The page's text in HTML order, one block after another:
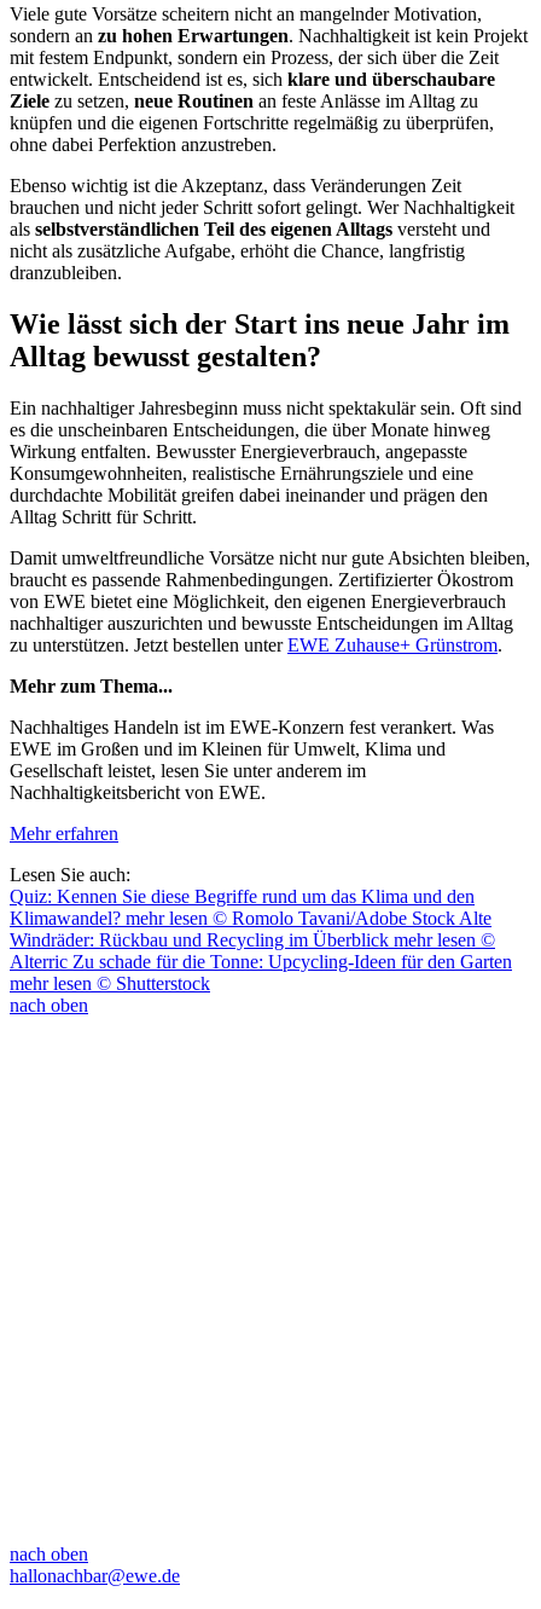
Viele gute Vorsätze scheitern nicht an mangelnder Motivation,
sondern an zu hohen Erwartungen. Nachhaltigkeit ist kein Projekt
mit festem Endpunkt, sondern ein Prozess, der sich über die Zeit
entwickelt. Entscheidend ist es, sich klare und überschaubare
Ziele zu setzen, neue Routinen an feste Anlässe im Alltag zu
knüpfen und die eigenen Fortschritte regelmäßig zu überprüfen,
ohne dabei Perfektion anzustreben.
Ebenso wichtig ist die Akzeptanz, dass Veränderungen Zeit
brauchen und nicht jeder Schritt sofort gelingt. Wer Nachhaltigkeit
als selbstverständlichen Teil des eigenen Alltags versteht und
nicht als zusätzliche Aufgabe, erhöht die Chance, langfristig
dranzubleiben.
Wie lässt sich der Start ins neue Jahr im
Alltag bewusst gestalten?
Ein nachhaltiger Jahresbeginn muss nicht spektakulär sein. Oft sind
es die unscheinbaren Entscheidungen, die über Monate hinweg
Wirkung entfalten. Bewusster Energieverbrauch, angepasste
Konsumgewohnheiten, realistische Ernährungsziele und eine
durchdachte Mobilität greifen dabei ineinander und prägen den
Alltag Schritt für Schritt.
Damit umweltfreundliche Vorsätze nicht nur gute Absichten bleiben,
braucht es passende Rahmenbedingungen. Zertifizierter Ökostrom
von EWE bietet eine Möglichkeit, den eigenen Energieverbrauch
nachhaltiger auszurichten und bewusste Entscheidungen im Alltag
zu unterstützen. Jetzt bestellen unterEWE Zuhause+ Grünstrom.
Mehr zum Thema...
Nachhaltiges Handeln ist im EWE-Konzern fest verankert. Was
EWE im Großen und im Kleinen für Umwelt, Klima und
Gesellschaft leistet, lesen Sie unter anderem im
Nachhaltigkeitsbericht von EWE.
Mehr erfahren
Lesen Sie auch:
Quiz: Kennen Sie diese Begriffe rund um das Klima und den
Klimawandel? mehr lesen © Romolo Tavani/Adobe Stock Alte
Windräder: Rückbau und Recycling im Überblick mehr lesen ©
Alterric Zu schade für die Tonne: Upcycling-Ideen für den Garten
mehr lesen © Shutterstock
nach oben
nach oben
hallonachbar@ewe.de